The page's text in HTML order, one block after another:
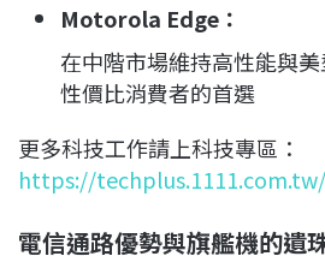
Motorola Edge：
在中階市場維持高性能與
性價比消費者的首選
更多科技工作請上科技專區：
https://techplus.1111.com.tw/
電信通路優勢與旗艦機的遺